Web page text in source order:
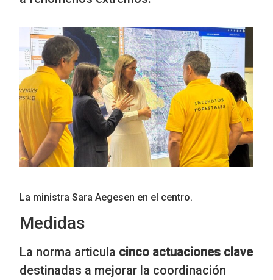
La ministra Sara Aegesen en el centro.
Medidas
La norma articula cinco actuaciones clave
destinadas a mejorar la coordinación